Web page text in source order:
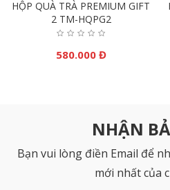
HỘP QUÀ TRÀ PREMIUM GIFT
2 TM-HQPG2
580.000 Đ
NHẬN
Bạn vui lòng điền Email để
mới nhất của